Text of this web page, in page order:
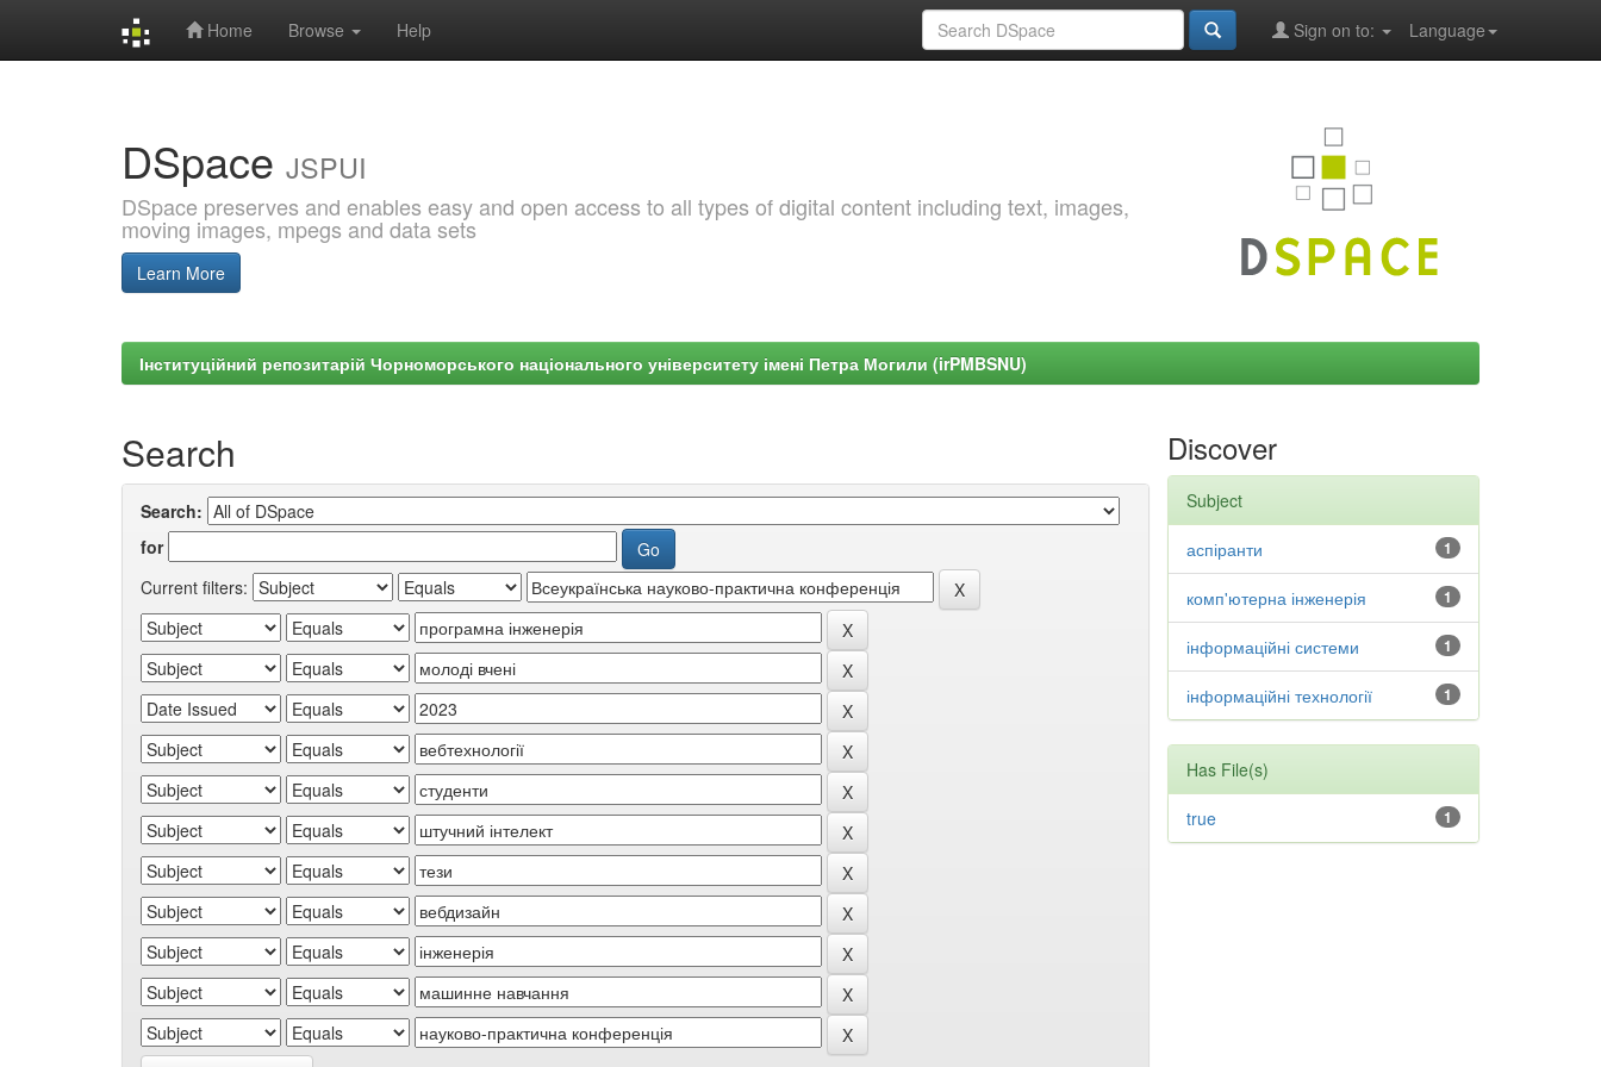
Home Browse Help Language
Sign on to:
DSpace JSPUI
DSpace preserves and enables easy and open access to all types of digital content including text, images,
moving images, mpegs and data sets
Learn More
Інституційний репозитарій Чорноморського національного університету імені Петра Могили (irPMBSNU)
Search
Search:
for
Current filters:
Discover
Subject
1
аспіранти
1
комп'ютерна інженерія
1
інформаційні системи
1
інформаційні технології
Has File(s)
1
true